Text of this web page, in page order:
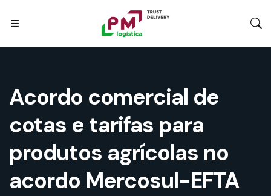
Acordo comercial de
cotas e tarifas para
produtos agrícolas no
acordo Mercosul-EFTA